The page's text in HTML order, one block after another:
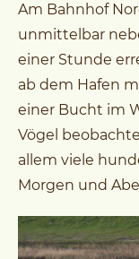
Am Bahnhof
unmittelbar
einer Stunde
ab dem Hafen
einer Bucht im
Vögel
allem viele
Morgen und